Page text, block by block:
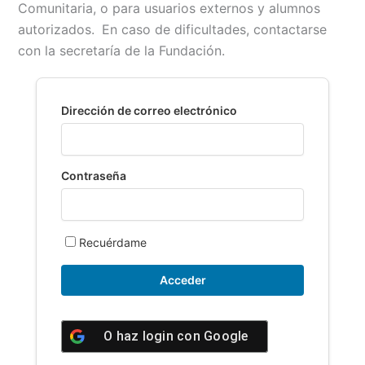
b
o
o
k
l
s
A
p
p
L
i
n
k
t
a
r
t
i
Comunitaria, o para usuarios externos y alumnos
autorizados. En caso de dificultades, contactarse
con la secretaría de la Fundación.
Dirección de correo electrónico
Contraseña
Recuérdame
O haz login con Google